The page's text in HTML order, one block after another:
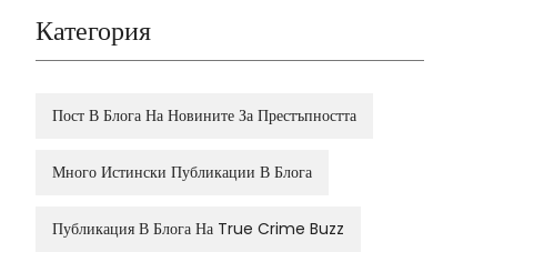
Категория
Пост В Блога На Новините За Престъпността
Много Истински Публикации В Блога
Публикация В Блога На True Crime Buzz